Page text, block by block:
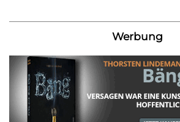
Werbung